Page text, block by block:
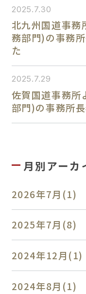
2025.7.30
北九州国道事務
務部門)の事務
た
2025.7.29
佐賀国道事務所
部門)の事務所
月別アーカ
2026年7月(1)
2025年7月(8)
2024年12月(1)
2024年8月(1)